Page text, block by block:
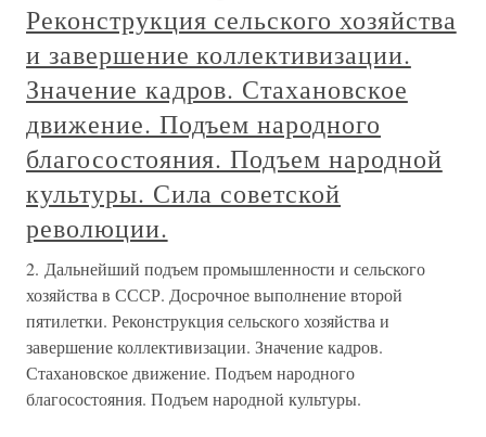
Реконструкция сельского хозяйства
и завершение коллективизации.
Значение кадров. Стахановское
движение. Подъем народного
благосостояния. Подъем народной
культуры. Сила советской
революции.
2. Дальнейший подъем промышленности и сельского
хозяйства в СССР. Досрочное выполнение второй
пятилетки. Реконструкция сельского хозяйства и
завершение коллективизации. Значение кадров.
Стахановское движение. Подъем народного
благосостояния. Подъем народной культуры.